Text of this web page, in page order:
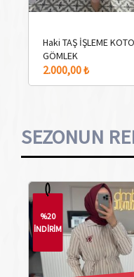
Haki TAŞ İŞLEME
GÖMLEK
2.000,00 ₺
SEZONUN
%20
İNDİRİM